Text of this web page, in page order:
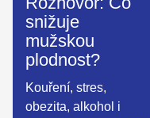
snižuje
mužskou
plodnost?
Kouření, stres,
obezita, alkohol i